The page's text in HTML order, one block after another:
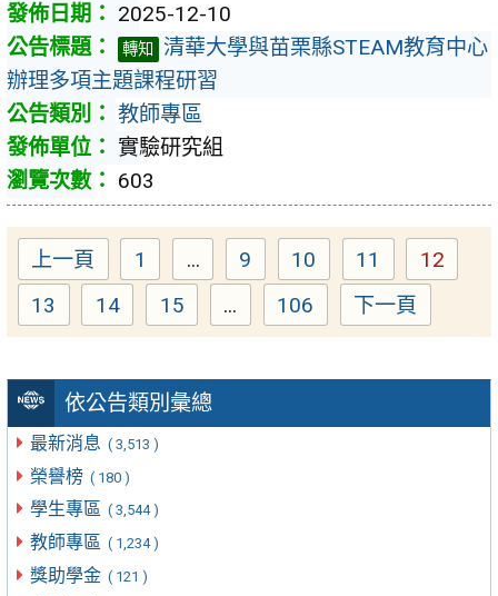
依公告類別彙總
最新消息 ( 3,513 )
榮譽榜 ( 180 )
學生專區 ( 3,544 )
教師專區 ( 1,234 )
獎助學金 ( 121 )
2025-12-10
轉知
清華大學與苗栗縣STEAM教育中心
辦理多項主題課程研習
教師專區
實驗研究組
603
上一頁 Page
1 ... Page
9 Page
10 Page
11 Page
12
Page
13 Page
14 Page
15 ... Page
106 下一頁